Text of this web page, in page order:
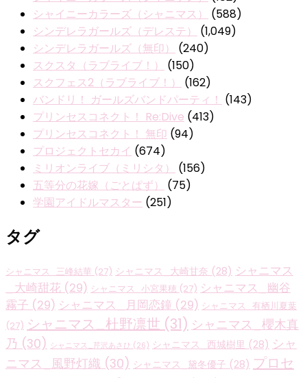
シャイニーカラーズ（シャニマス）
(588)
シンデレラガールズ（デレステ）
(1,049)
シンデレラガールズ（無印）
(240)
スクスタ（ラブライブ！）
(150)
スクフェス2（ラブライブ！）
(162)
バンドリ！ ガールズバンドパーティ！ (143)
プリンセスコネクト！ Re:Dive (413)
プリンセスコネクト！ 無印 (94)
プロジェクトセカイ (674)
ミリオンライブ（ミリシタ）
(156)
五等分の花嫁（ごとぱず）
(75)
学園アイドルマスター (251)
タグ
シャニマス_三峰結華 (27) シャニマス_大崎甘奈 (28) シャニマス
_大崎甜花 (29) シャニマス_小宮果穂 (27) シャニマス_幽谷
霧子 (29) シャニマス_月岡恋鐘 (29) シャニマス_有栖川夏葉
(27) シャニマス_杜野凛世 (31) シャニマス_櫻木真
乃 (30) シャニマス_芹沢あさひ (26) シャニマス_西城樹里 (28) シャ
ニマス_風野灯織 (30) シャニマス_黛冬優子 (28) プロセ